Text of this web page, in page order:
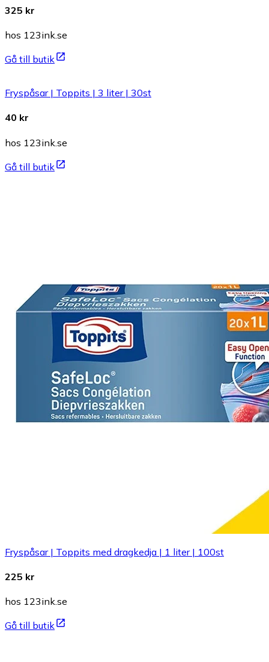
325 kr
hos 123ink.se
Gå till butik
Fryspåsar | Toppits | 3 liter | 30st
40 kr
hos 123ink.se
Gå till butik
Fryspåsar | Toppits med dragkedja | 1 liter | 100st
225 kr
hos 123ink.se
Gå till butik